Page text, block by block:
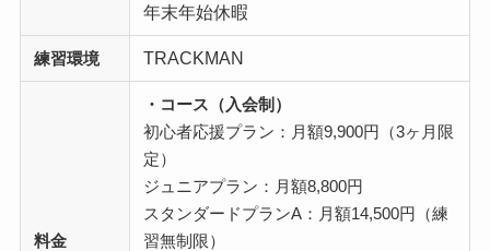
年末年始休暇
練習環境 TRACKMAN
料金
・コース（入会制）
初心者応援プラン：月額9,900円（3ヶ月限
定）
ジュニアプラン：月額8,800円
スタンダードプランA：月額14,500円（練
習無制限）